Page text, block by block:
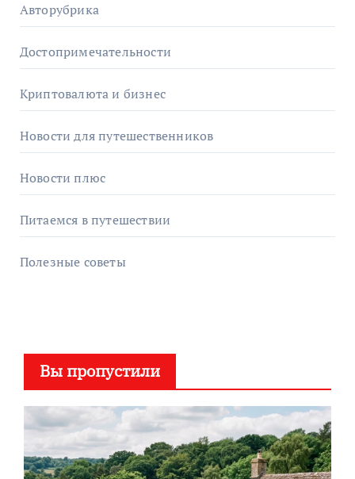
Авторубрика
Достопримечательности
Криптовалюта и бизнес
Новости для путешественников
Новости плюс
Питаемся в путешествии
Полезные советы
Вы пропустили